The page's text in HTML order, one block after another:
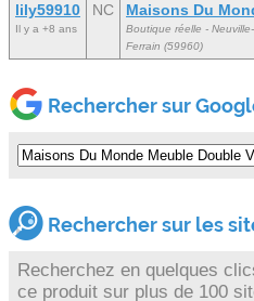
lily59910
Il y a +8 ans
NC Maisons Du
Boutique réelle -
Ferrain (59960)
Rechercher sur
Rechercher sur les
Recherchez en quelques
ce produit sur plus de 100